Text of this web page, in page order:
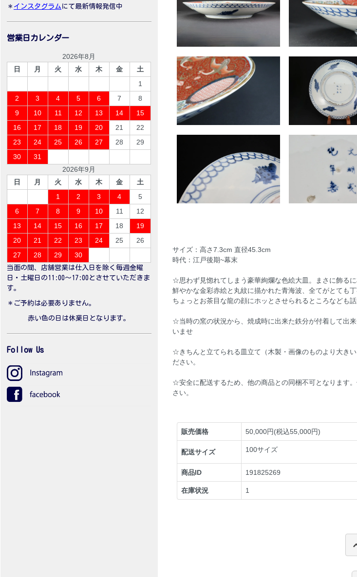
サイズ：高さ7.3cm 直径45.3cm
時代：江戸後期~幕末
☆思わず見惚れてしまう豪華絢爛な色絵大皿。まさに飾るに
鮮やかな金彩赤絵と丸紋に描かれた青海波、全てがとても
ちょっとお茶目な龍の顔にホッとさせられるところなども話
☆当時の窯の状況から、焼成時に出来た鉄分が付着して出
いませ
☆きちんと立てられる皿立て（木製・画像のものより大き
ださい。
☆安全に配送するため、他の商品との同梱不可となります
さい。
販売価格 50,000円(税込55,000円)
配送サイズ 100サイズ
商品ID 191825269
在庫状況 1
＊ インスタグラム にて最新情報発信中
営業日カレンダー
2026年8月
日
月 火 水 木 金
土
1
2
3 4 5 6 7
8
9
10 11 12 13 14
15
16
17 18 19 20 21
22
23
24 25 26 27 28
29
30
31
2026年9月
日
月 火 水 木 金
土
1
2 3 4
5
6
7 8 9 10 11
12
13
14 15 16 17 18
19
20
21 22 23 24 25
26
27
28 29 30
当面の間、店舗営業は仕入日を除く毎週金曜
日・土曜日の11:00〜17:00とさせていただきま
す。
＊ご予約は必要ありません。
赤い色の日は休業日となります。
Follow Us